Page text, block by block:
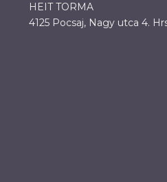
HEIT TORMA
4125 Pocsaj, Nagy utca 4.